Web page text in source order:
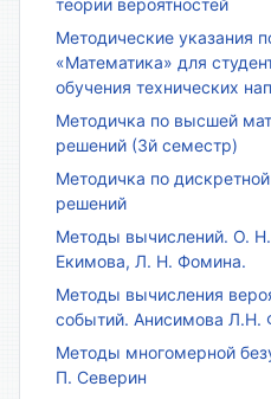
теории вероятностей
Методические указания
«Математика» для
обучения технических
Методичка по высшей
решений (3й семестр)
Методичка по
решений
Методы вычислений. О.
Екимова, Л. Н. Фомина.
Методы вычисления
событий. Анисимова Л.Н.
Методы многомерной
П. Северин